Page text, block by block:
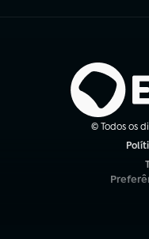
© Todos os